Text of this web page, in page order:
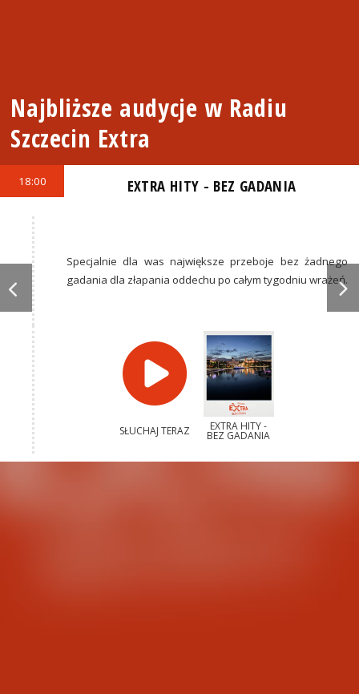
Najbliższe audycje w Radiu
Szczecin Extra
18:00 EXTRA HITY - BEZ GADANIA
Specjalnie dla was największe przeboje bez żadnego
gadania dla złapania oddechu po całym tygodniu wrażeń.
SŁUCHAJ TERAZ EXTRA HITY -
BEZ GADANIA